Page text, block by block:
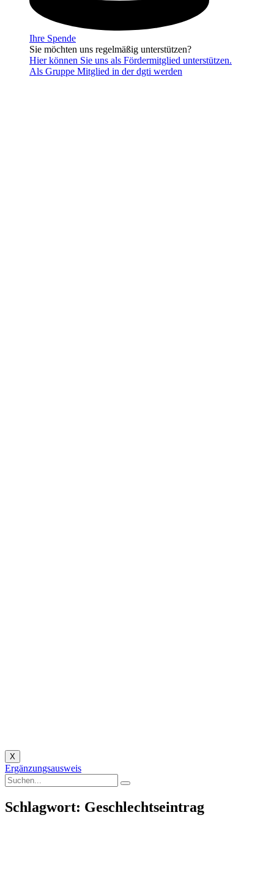
Ihre Spende
Sie möchten uns regelmäßig unterstützen?
Hier können Sie uns als Fördermitglied unterstützen.
Als Gruppe Mitglied in der dgti werden
X
Ergänzungsausweis
Schlagwort: Geschlechtseintrag